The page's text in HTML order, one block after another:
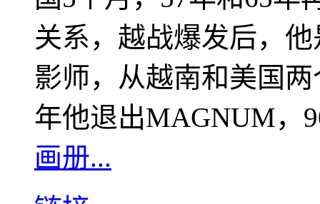
关系，越战爆发后，
影师，从越南和美国
年他退出MAGNUM，
画册...